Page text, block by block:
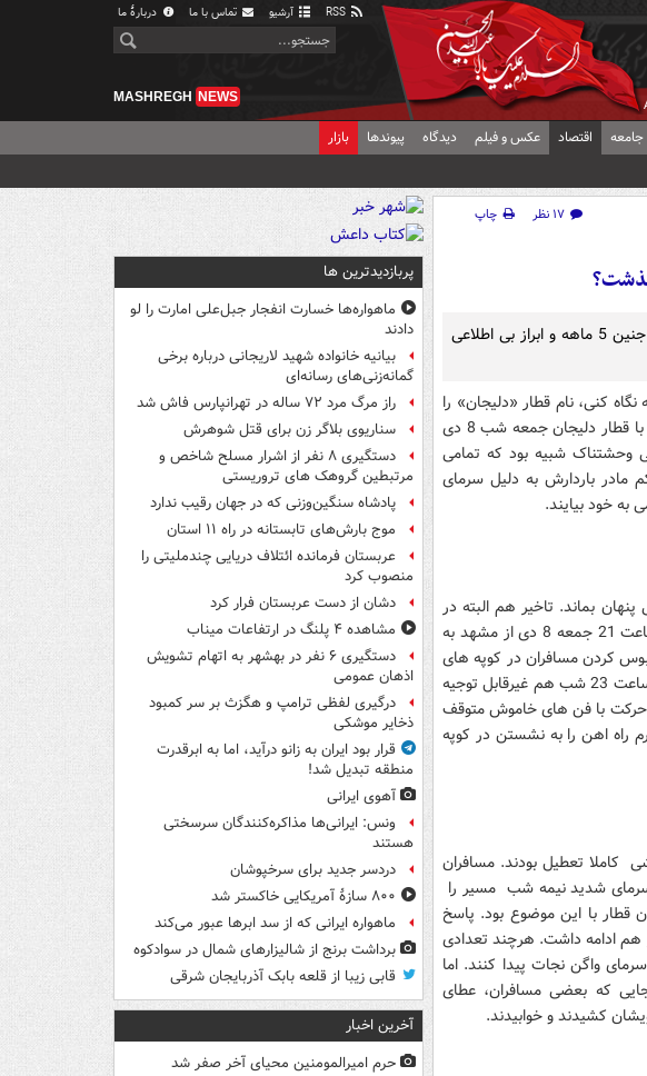
آرشیو تماس با ما دربارهٔ ما
MASHREGH NEWS
جامعه اقتصاد عکس و فیلم دیدگاه پیوندها بازار
۱۷ نظر
چاپ
حدود 5 ساعت تاخیر برای قطار دلیجان مشهد- تهران، مرگ یک جنین 5 ماهه و ابراز بی اطلاعی
کنی، نام قطار «دلیجان» را
در فهرست قطارهای ویژه قرار داده اند. اما برای مسافرانی که سفر با قطار دلیجان جمعه شب 8 دی
وحشتناک شبیه بود که تمامی
جنین در شکم مادر باردارش به دلیل سرمای
به خود بیایند.
بماند. تاخیر هم البته در
این موارد غیرقابل انکار است. قطار شماره 353 دلیجان که باید ساعت 21 جمعه 8 دی از مشهد به
کردن مسافران در کوپه های
سرد، آن هم به مدت حدود 2 ساعت و تاخیر در حرکت تا حدود ساعت 23 شب هم غیرقابل توجیه
صفر مشهد بدون حرکت با فن های خاموش متوقف
راه اهن را به نشستن در کوپه
از نظر سیستم گرمایشی کاملا تعطیل بودند. مسافران
بی خاصیت، سرمای شدید نیمه شب مسیر را
قطار با این موضوع بود. پاسخ
هم ادامه داشت. هرچند تعدادی
واگن نجات پیدا کنند. اما
که بعضی مسافران، عطای
کشیدند و خوابیدند.
پربازدیدترین ها
ماهواره‌ها خسارت انفجار جبل‌علی امارت را لو
دادند
بیانیه خانواده شهید لاریجانی درباره برخی
گمانه‌زنی‌های رسانه‌ای
راز مرگ مرد ۷۲ ساله در تهرانپارس فاش شد
سناریوی بلاگر زن برای قتل شوهرش
دستگیری ۸ نفر از اشرار مسلح شاخص و
مرتبطین گروهک های تروریستی
پادشاه سنگین‌وزنی که در جهان رقیب ندارد
موج بارش‌های تابستانه در راه ۱۱ استان
عربستان فرمانده ائتلاف دریایی چندملیتی را
منصوب کرد
دشان از دست عربستان فرار کرد
مشاهده ۴ پلنگ در ارتفاعات میناب
دستگیری ۶ نفر در بهشهر به اتهام تشویش
اذهان عمومی
درگیری لفظی ترامپ و هگزث بر سر کمبود
ذخایر موشکی
قرار بود ایران به زانو درآید، اما به ابرقدرت
منطقه تبدیل شد!
آهوی ایرانی
ونس: ایرانی‌ها مذاکره‌کنندگان سرسختی
هستند
دردسر جدید برای سرخپوشان
۸۰۰ سازۀ آمریکایی خاکستر شد
ماهواره ایرانی که از سد ابرها عبور می‌کند
برداشت برنج از شالیزارهای شمال در سوادکوه
قابی زیبا از قلعه بابک آذربایجان شرقی
آخرین اخبار
حرم امیرالمومنین محیای آخر صفر شد